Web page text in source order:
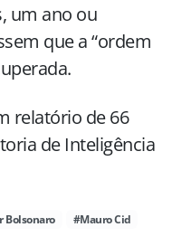
um ano ou
que a “ordem
relatório de 66
de Inteligência
Bolsonaro #Mauro Cid